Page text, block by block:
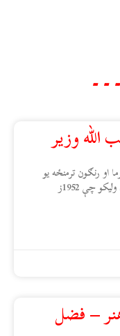
وزیر
او رنګون ترمنځه یو
چې 1952ز
– فضل